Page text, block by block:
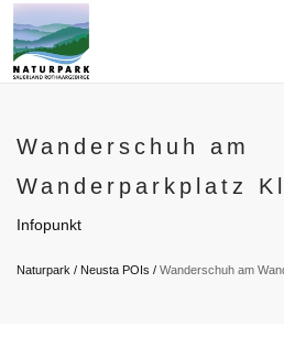
Wanderschuh am
Wanderparkplatz
Infopunkt
Naturpark / Neusta POIs / Wanderschuh am